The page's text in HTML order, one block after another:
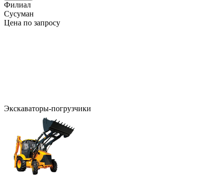
Филиал
Сусуман
Цена по запросу
Экскаваторы-погрузчики